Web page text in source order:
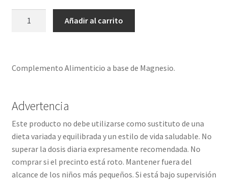
Añadir al carrito
Complemento Alimenticio a base de Magnesio.
Advertencia
Este producto no debe utilizarse como sustituto de una
dieta variada y equilibrada y un estilo de vida saludable. No
superar la dosis diaria expresamente recomendada. No
comprar si el precinto está roto. Mantener fuera del
alcance de los niños más pequeños. Si está bajo supervisión